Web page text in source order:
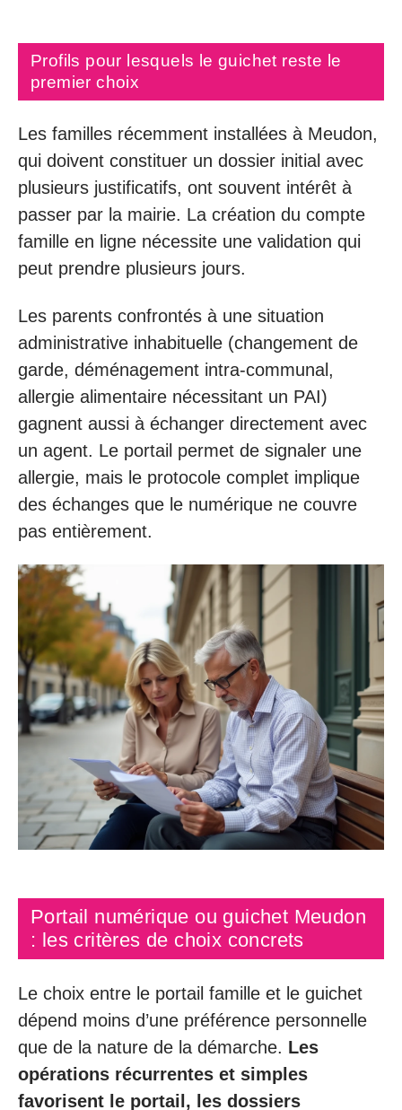
Profils pour lesquels le guichet reste le
premier choix
Les familles récemment installées à Meudon,
qui doivent constituer un dossier initial avec
plusieurs justificatifs, ont souvent intérêt à
passer par la mairie. La création du compte
famille en ligne nécessite une validation qui
peut prendre plusieurs jours.
Les parents confrontés à une situation
administrative inhabituelle (changement de
garde, déménagement intra-communal,
allergie alimentaire nécessitant un PAI)
gagnent aussi à échanger directement avec
un agent. Le portail permet de signaler une
allergie, mais le protocole complet implique
des échanges que le numérique ne couvre
pas entièrement.
Portail numérique ou guichet Meudon
: les critères de choix concrets
Le choix entre le portail famille et le guichet
dépend moins d’une préférence personnelle
que de la nature de la démarche. Les
opérations récurrentes et simples
favorisent le portail, les dossiers